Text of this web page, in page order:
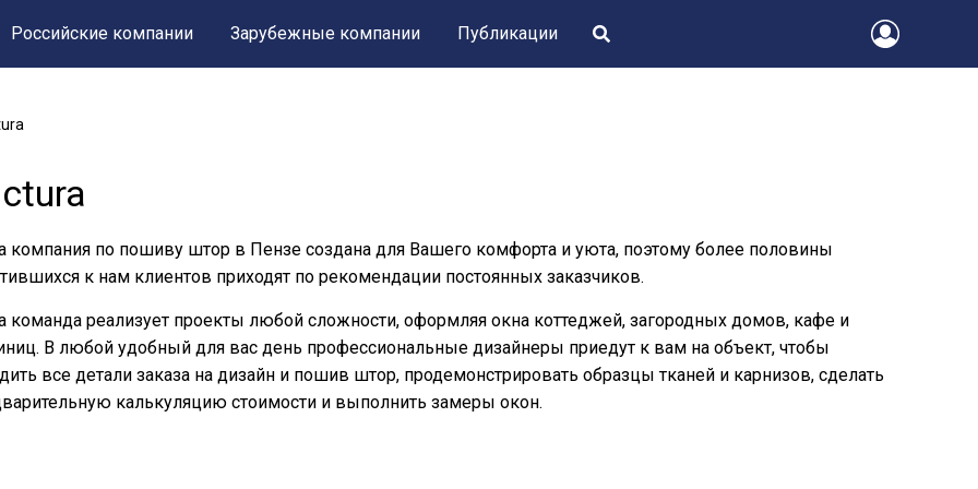
Российские компании Зарубежные компании Публикации
компания по пошиву штор в Пензе создана для Вашего комфорта и уюта, поэтому более половины
к нам клиентов приходят по рекомендации постоянных заказчиков.
команда реализует проекты любой сложности, оформляя окна коттеджей, загородных домов, кафе и
В любой удобный для вас день профессиональные дизайнеры приедут к вам на объект, чтобы
все детали заказа на дизайн и пошив штор, продемонстрировать образцы тканей и карнизов, сделать
калькуляцию стоимости и выполнить замеры окон.